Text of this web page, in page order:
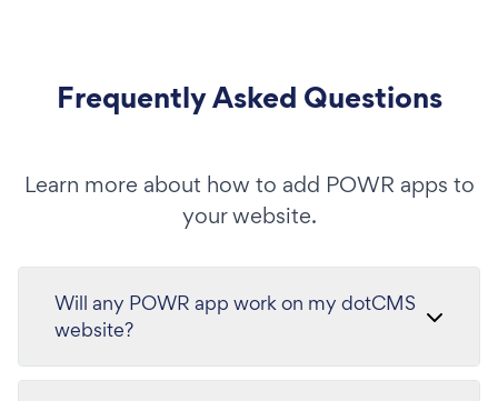
Frequently Asked Questions
Learn more about how to add POWR apps to
your website.
Will any POWR app work on my dotCMS
website?